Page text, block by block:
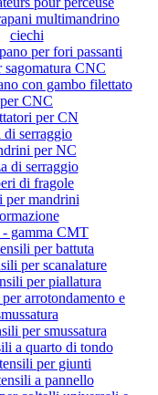
multimandrino
ciechi
per fori passanti
sagomatura CNC
con gambo filettato
per CNC
per CN
di serraggio
per NC
di serraggio
di fragole
per mandrini
- gamma CMT
per battuta
per scanalature
per piallatura
arrotondamento e
per smussatura
a quarto di tondo
per giunti
a pannello